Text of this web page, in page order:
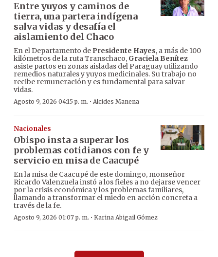
Entre yuyos y caminos de
tierra, una partera indígena
salva vidas y desafía el
aislamiento del Chaco
En el Departamento de Presidente Hayes, a más de 100
kilómetros de la ruta Transchaco, Graciela Benítez
asiste partos en zonas aisladas del Paraguay utilizando
remedios naturales y yuyos medicinales. Su trabajo no
recibe remuneración y es fundamental para salvar
vidas.
Agosto 9, 2026 04:15 p. m. · Alcides Manena
Nacionales
Obispo insta a superar los
problemas cotidianos con fe y
servicio en misa de Caacupé
En la misa de Caacupé de este domingo, monseñor
Ricardo Valenzuela instó a los fieles a no dejarse vencer
por la crisis económica y los problemas familiares,
llamando a transformar el miedo en acción concreta a
través de la fe.
Agosto 9, 2026 01:07 p. m. · Karina Abigail Gómez